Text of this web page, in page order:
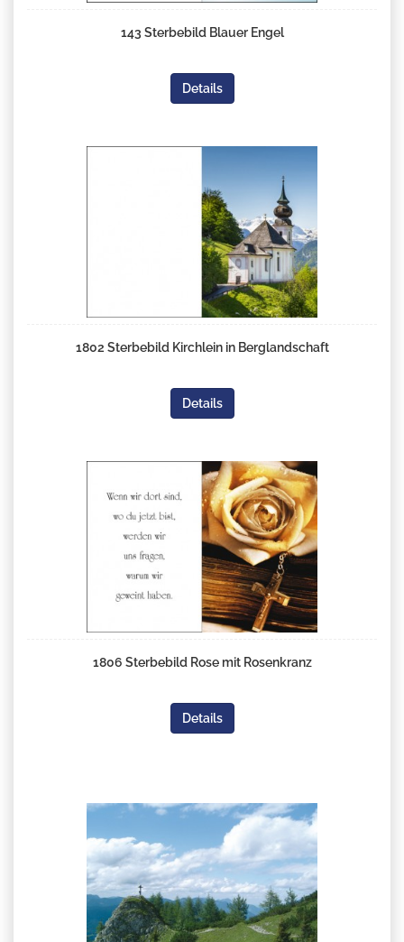
143 Sterbebild Blauer Engel
Details
1802 Sterbebild Kirchlein in Berglandschaft
Details
1806 Sterbebild Rose mit Rosenkranz
Details